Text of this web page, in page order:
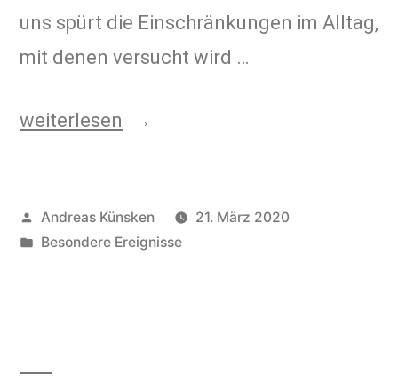
uns spürt die Einschränkungen im Alltag,
mit denen versucht wird …
weiterlesen
Andreas Künsken
21. März 2020
Besondere Ereignisse